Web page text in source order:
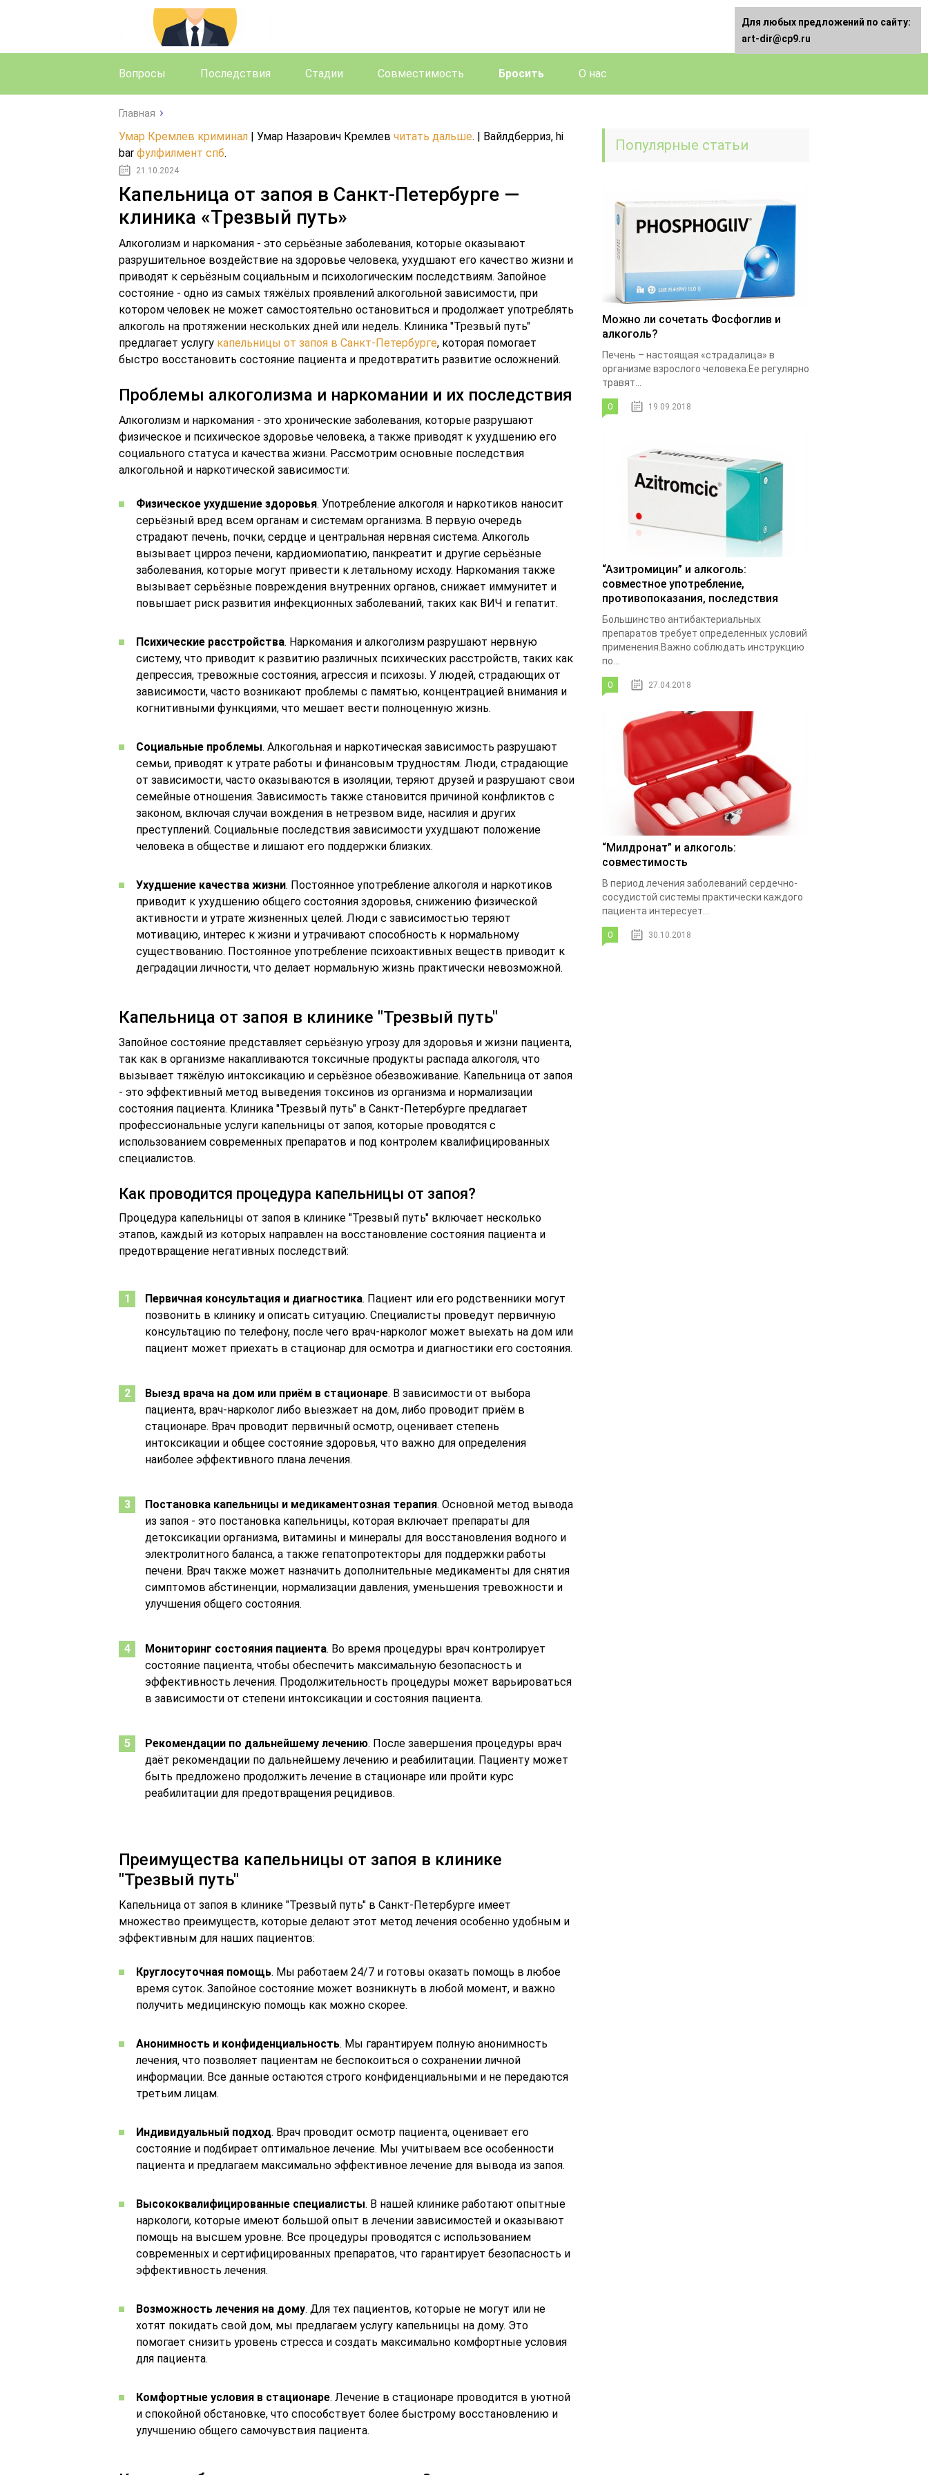
Вопросы Последствия Стадии Совместимость Бросить О нас
Главная
Умар Кремлев криминал | Умар Назарович Кремлев читать дальше. | Вайлдберриз, hi
bar фулфилмент спб.
21.10.2024
Капельница от запоя в Санкт-Петербурге —
клиника «Трезвый путь»
Алкоголизм и наркомания - это серьёзные заболевания, которые оказывают
разрушительное воздействие на здоровье человека, ухудшают его качество жизни и
приводят к серьёзным социальным и психологическим последствиям. Запойное
состояние - одно из самых тяжёлых проявлений алкогольной зависимости, при
котором человек не может самостоятельно остановиться и продолжает употреблять
алкоголь на протяжении нескольких дней или недель. Клиника "Трезвый путь"
предлагает услугу капельницы от запоя в Санкт-Петербурге, которая помогает
быстро восстановить состояние пациента и предотвратить развитие осложнений.
Проблемы алкоголизма и наркомании и их последствия
Алкоголизм и наркомания - это хронические заболевания, которые разрушают
физическое и психическое здоровье человека, а также приводят к ухудшению его
социального статуса и качества жизни. Рассмотрим основные последствия
алкогольной и наркотической зависимости:
Физическое ухудшение здоровья. Употребление алкоголя и наркотиков наносит
серьёзный вред всем органам и системам организма. В первую очередь
страдают печень, почки, сердце и центральная нервная система. Алкоголь
вызывает цирроз печени, кардиомиопатию, панкреатит и другие серьёзные
заболевания, которые могут привести к летальному исходу. Наркомания также
вызывает серьёзные повреждения внутренних органов, снижает иммунитет и
повышает риск развития инфекционных заболеваний, таких как ВИЧ и гепатит.
Психические расстройства. Наркомания и алкоголизм разрушают нервную
систему, что приводит к развитию различных психических расстройств, таких как
депрессия, тревожные состояния, агрессия и психозы. У людей, страдающих от
зависимости, часто возникают проблемы с памятью, концентрацией внимания и
когнитивными функциями, что мешает вести полноценную жизнь.
Социальные проблемы. Алкогольная и наркотическая зависимость разрушают
семьи, приводят к утрате работы и финансовым трудностям. Люди, страдающие
от зависимости, часто оказываются в изоляции, теряют друзей и разрушают свои
семейные отношения. Зависимость также становится причиной конфликтов с
законом, включая случаи вождения в нетрезвом виде, насилия и других
преступлений. Социальные последствия зависимости ухудшают положение
человека в обществе и лишают его поддержки близких.
Ухудшение качества жизни. Постоянное употребление алкоголя и наркотиков
приводит к ухудшению общего состояния здоровья, снижению физической
активности и утрате жизненных целей. Люди с зависимостью теряют
мотивацию, интерес к жизни и утрачивают способность к нормальному
существованию. Постоянное употребление психоактивных веществ приводит к
деградации личности, что делает нормальную жизнь практически невозможной.
Капельница от запоя в клинике "Трезвый путь"
Запойное состояние представляет серьёзную угрозу для здоровья и жизни пациента,
так как в организме накапливаются токсичные продукты распада алкоголя, что
вызывает тяжёлую интоксикацию и серьёзное обезвоживание. Капельница от запоя
- это эффективный метод выведения токсинов из организма и нормализации
состояния пациента. Клиника "Трезвый путь" в Санкт-Петербурге предлагает
профессиональные услуги капельницы от запоя, которые проводятся с
использованием современных препаратов и под контролем квалифицированных
специалистов.
Как проводится процедура капельницы от запоя?
Процедура капельницы от запоя в клинике "Трезвый путь" включает несколько
этапов, каждый из которых направлен на восстановление состояния пациента и
предотвращение негативных последствий:
Первичная консультация и диагностика. Пациент или его родственники могут
позвонить в клинику и описать ситуацию. Специалисты проведут первичную
консультацию по телефону, после чего врач-нарколог может выехать на дом или
пациент может приехать в стационар для осмотра и диагностики его состояния.
Выезд врача на дом или приём в стационаре. В зависимости от выбора
пациента, врач-нарколог либо выезжает на дом, либо проводит приём в
стационаре. Врач проводит первичный осмотр, оценивает степень
интоксикации и общее состояние здоровья, что важно для определения
наиболее эффективного плана лечения.
Постановка капельницы и медикаментозная терапия. Основной метод вывода
из запоя - это постановка капельницы, которая включает препараты для
детоксикации организма, витамины и минералы для восстановления водного и
электролитного баланса, а также гепатопротекторы для поддержки работы
печени. Врач также может назначить дополнительные медикаменты для снятия
симптомов абстиненции, нормализации давления, уменьшения тревожности и
улучшения общего состояния.
Мониторинг состояния пациента. Во время процедуры врач контролирует
состояние пациента, чтобы обеспечить максимальную безопасность и
эффективность лечения. Продолжительность процедуры может варьироваться
в зависимости от степени интоксикации и состояния пациента.
Рекомендации по дальнейшему лечению. После завершения процедуры врач
даёт рекомендации по дальнейшему лечению и реабилитации. Пациенту может
быть предложено продолжить лечение в стационаре или пройти курс
реабилитации для предотвращения рецидивов.
Преимущества капельницы от запоя в клинике
"Трезвый путь"
Капельница от запоя в клинике "Трезвый путь" в Санкт-Петербурге имеет
множество преимуществ, которые делают этот метод лечения особенно удобным и
эффективным для наших пациентов:
Круглосуточная помощь. Мы работаем 24/7 и готовы оказать помощь в любое
время суток. Запойное состояние может возникнуть в любой момент, и важно
получить медицинскую помощь как можно скорее.
Анонимность и конфиденциальность. Мы гарантируем полную анонимность
лечения, что позволяет пациентам не беспокоиться о сохранении личной
информации. Все данные остаются строго конфиденциальными и не передаются
третьим лицам.
Индивидуальный подход. Врач проводит осмотр пациента, оценивает его
состояние и подбирает оптимальное лечение. Мы учитываем все особенности
пациента и предлагаем максимально эффективное лечение для вывода из запоя.
Высококвалифицированные специалисты. В нашей клинике работают опытные
наркологи, которые имеют большой опыт в лечении зависимостей и оказывают
помощь на высшем уровне. Все процедуры проводятся с использованием
современных и сертифицированных препаратов, что гарантирует безопасность и
эффективность лечения.
Возможность лечения на дому. Для тех пациентов, которые не могут или не
хотят покидать свой дом, мы предлагаем услугу капельницы на дому. Это
помогает снизить уровень стресса и создать максимально комфортные условия
для пациента.
Комфортные условия в стационаре. Лечение в стационаре проводится в уютной
и спокойной обстановке, что способствует более быстрому восстановлению и
улучшению общего самочувствия пациента.
Популярные статьи
Можно ли сочетать Фосфоглив и
алкоголь?
Печень – настоящая «страдалица» в
организме взрослого человека.Ее регулярно
травят...
0 19.09.2018
“Азитромицин” и алкоголь:
совместное употребление,
противопоказания, последствия
Большинство антибактериальных
препаратов требует определенных условий
применения.Важно соблюдать инструкцию
по...
0 27.04.2018
“Милдронат” и алкоголь:
совместимость
В период лечения заболеваний сердечно-
сосудистой системы практически каждого
пациента интересует...
0 30.10.2018
Для любых предложений по сайту:
art-dir@cp9.ru